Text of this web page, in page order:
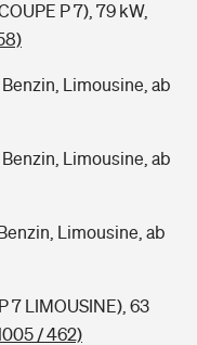
P 7), 79 kW,
Benzin, Limousine, ab
Benzin, Limousine, ab
Limousine, ab
7 LIMOUSINE), 63
/ 462)